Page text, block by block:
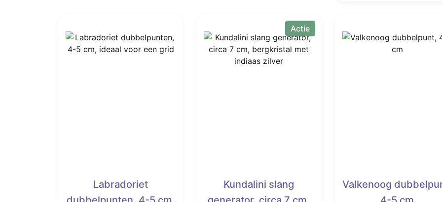
Labradoriet
Actie
Kundalini slang
Valkenoog